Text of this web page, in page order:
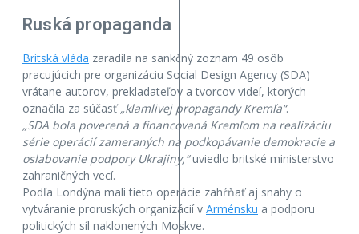
Ruská propaganda
Britská vláda zaradila na sankčný zoznam 49 osôb
pracujúcich pre organizáciu Social Design Agency (SDA)
vrátane autorov, prekladateľov a tvorcov videí, ktorých
označila za súčasť„klamlivej propagandy Kremľa“.
„SDA bola poverená a financovaná Kremľom na realizáciu
série operácií zameraných na podkopávanie demokracie a
oslabovanie podpory Ukrajiny,“uviedlo britské ministerstvo
zahraničných vecí.
Podľa Londýna mali tieto operácie zahŕňať aj snahy o
vytváranie proruských organizácií v Arménsku a podporu
politických síl naklonených Moskve.